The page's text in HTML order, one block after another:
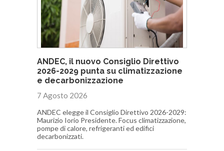
ANDEC, il nuovo Consiglio Direttivo
2026-2029 punta su climatizzazione
e decarbonizzazione
7 Agosto 2026
ANDEC elegge il Consiglio Direttivo 2026-2029:
Maurizio Iorio Presidente. Focus climatizzazione,
pompe di calore, refrigeranti ed edifici
decarbonizzati.